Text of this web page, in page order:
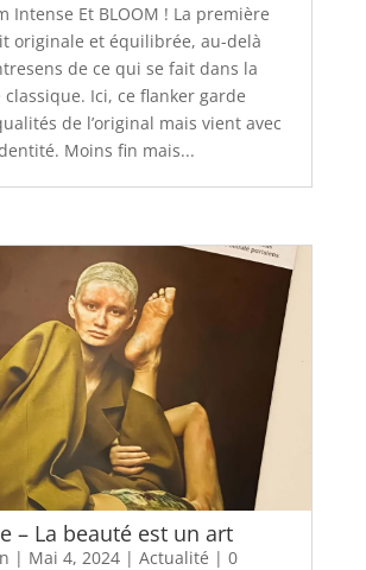
Intense Et BLOOM ! La première
originale et équilibrée, au-delà
de ce qui se fait dans la
Ici, ce flanker garde
de l’original mais vient avec
Moins fin mais...
– La beauté est un art
| Mai 4, 2024| Actualité | 0